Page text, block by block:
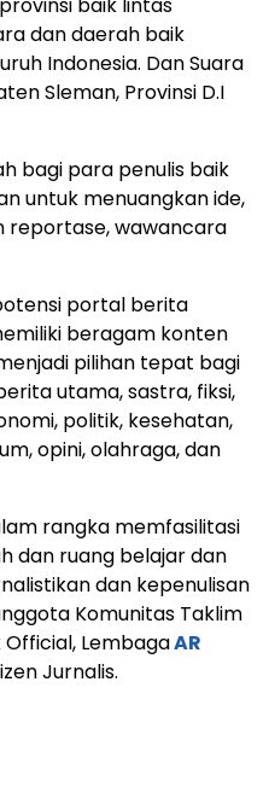
dan daerah baik
Indonesia. Dan Suara
Sleman, Provinsi D.I
bagi para penulis baik
untuk menuangkan ide,
reportase, wawancara
portal berita
beragam konten
pilihan tepat bagi
utama, sastra, fiksi,
politik, kesehatan,
opini, olahraga, dan
rangka memfasilitasi
dan ruang belajar dan
dan kepenulisan
Komunitas Taklim
LembagaAR
Jurnalis.